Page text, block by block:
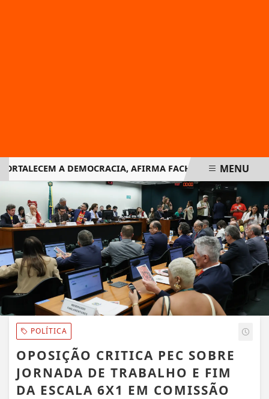
A DEMOCRACIA, AFIRMA FACHIN NA RETOMADA
EM ALTA
MENU
POLÍTICA
OPOSIÇÃO CRITICA PEC SOBRE
JORNADA DE TRABALHO E FIM
DA ESCALA 6X1 EM COMISSÃO